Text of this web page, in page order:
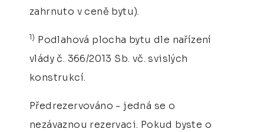
zahrnuto v ceně bytu).
1) Podlahová plocha bytu dle nařízení
vlády č. 366/2013 Sb. vč. svislých
konstrukcí.
Předrezervováno - jedná se o
nezávaznou rezervaci. Pokud byste o